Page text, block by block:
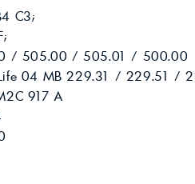
anfragen
&
Produkt anfragen
C3;
/ 505.00 / 505.01 / 500.00
04 MB 229.31 / 229.51 /
917 A